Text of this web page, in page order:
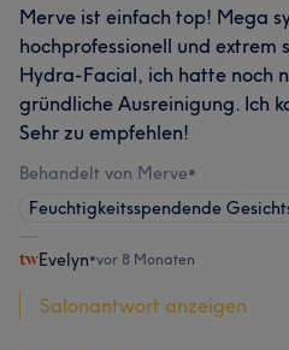
Merve ist einfach top! Mega
hochprofessionell und extrem
Hydra-Facial, ich hatte noch
gründliche Ausreinigung. Ich
Sehr zu empfehlen!
Behandelt von Merve•
Feuchtigkeitsspendende
Evelyn•vor 8 Monaten
Salonantwort anzeigen